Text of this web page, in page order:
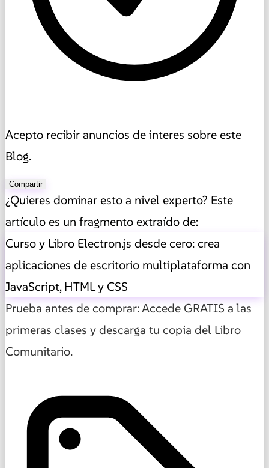
Acepto recibir anuncios de interes sobre este
Blog.
Compartir
¿Quieres dominar esto a nivel experto? Este
artículo es un fragmento extraído de:
Curso y Libro Electron.js desde cero: crea
aplicaciones de escritorio multiplataforma con
JavaScript, HTML y CSS
Prueba antes de comprar: Accede GRATIS a las
primeras clases y descarga tu copia del Libro
Comunitario.